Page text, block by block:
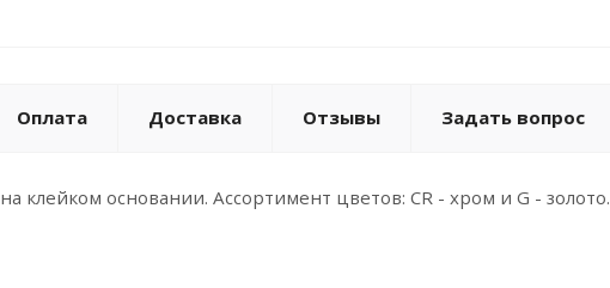
Оплата Доставка Отзывы Задать вопрос
на клейком основании. Ассортимент цветов: CR - хром и G - золото.